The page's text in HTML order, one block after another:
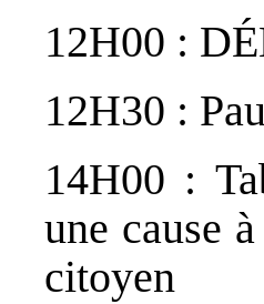
12H00 :
12H30 :
14H00 :
une cause
citoyen